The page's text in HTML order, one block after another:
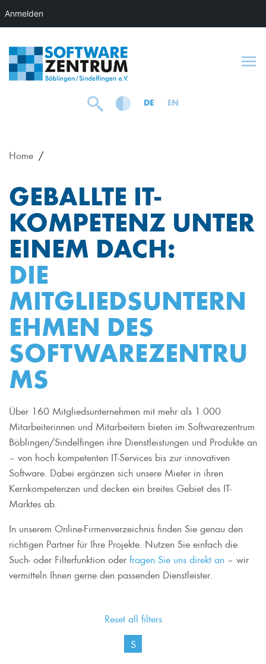
DE EN
Home
GEBALLTE IT-
KOMPETENZ UNTER
EINEM DACH:
DIE
MITGLIEDSUNTERN
EHMEN DES
SOFTWAREZENTRU
MS
Über 160 Mitgliedsunternehmen mit mehr als 1.000
Mitarbeiterinnen und Mitarbeitern bieten im Softwarezentrum
Böblingen/Sindelfingen ihre Dienstleistungen und Produkte an
– von hoch kompetenten IT-Services bis zur innovativen
Software. Dabei ergänzen sich unsere Mieter in ihren
Kernkompetenzen und decken ein breites Gebiet des IT-
Marktes ab.
In unserem Online-Firmenverzeichnis finden Sie genau den
richtigen Partner für Ihre Projekte. Nutzen Sie einfach die
Such- oder Filterfunktion oder fragen Sie uns direkt an – wir
vermitteln Ihnen gerne den passenden Dienstleister.
Reset all filters
S
Anmelden